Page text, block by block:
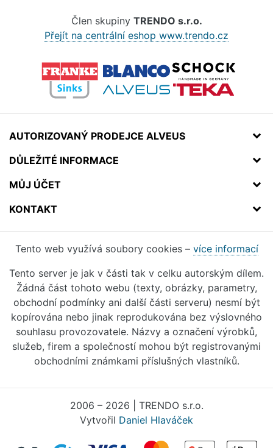
Člen skupiny TRENDO s.r.o.
Přejít na centrální eshop www.trendo.cz
AUTORIZOVANÝ PRODEJCE ALVEUS
DŮLEŽITÉ INFORMACE
MŮJ ÚČET
KONTAKT
Tento web využívá soubory cookies – více informací
Tento server je jak v části tak v celku autorským dílem.
Žádná část tohoto webu (texty, obrázky, parametry,
obchodní podmínky ani další části serveru) nesmí být
kopírována nebo jinak reprodukována bez výslovného
souhlasu provozovatele. Názvy a označení výrobků,
služeb, firem a společností mohou být registrovanými
obchodními známkami příslušných vlastníků.
2006 – 2026 | TRENDO s.r.o.
Vytvořil Daniel Hlaváček